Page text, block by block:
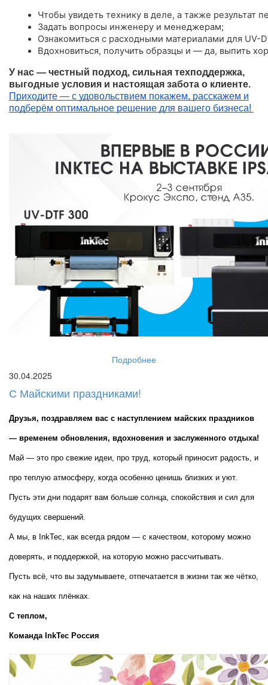
Чтобы увидеть технику в деле, а также результат
Задать вопросы инженеру и менеджерам;
Ознакомиться с расходными материалами для UV-
Вдохновиться, получить образцы и — да, выпить
У нас — честный подход, сильная техподдержка,
выгодные условия и настоящая забота о клиенте.
Приходите — с удовольствием покажем, расскажем и
подберём оптимальное решение для вашего бизнеса!
Подробнее
30.04.2025
С Майскими праздниками!
Друзья, поздравляем вас с наступлением майских праздников
— временем обновления, вдохновения и заслуженного отдыха!
Май — это про свежие идеи, про труд, который приносит радость, и
про теплую атмосферу, когда особенно ценишь близких и уют.
Пусть эти дни подарят вам больше солнца, спокойствия и сил для
будущих свершений.
А мы, в InkTec, как всегда рядом — с качеством, которому можно
доверять, и поддержкой, на которую можно рассчитывать.
Пусть всё, что вы задумываете, отпечатается в жизни так же чётко,
как на наших плёнках.
С теплом,
Команда InkTec Россия